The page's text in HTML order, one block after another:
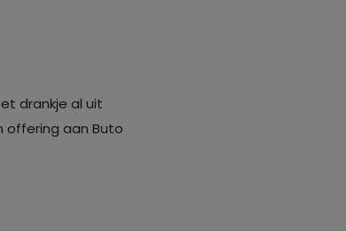
drankje al uit
offering aan Buto